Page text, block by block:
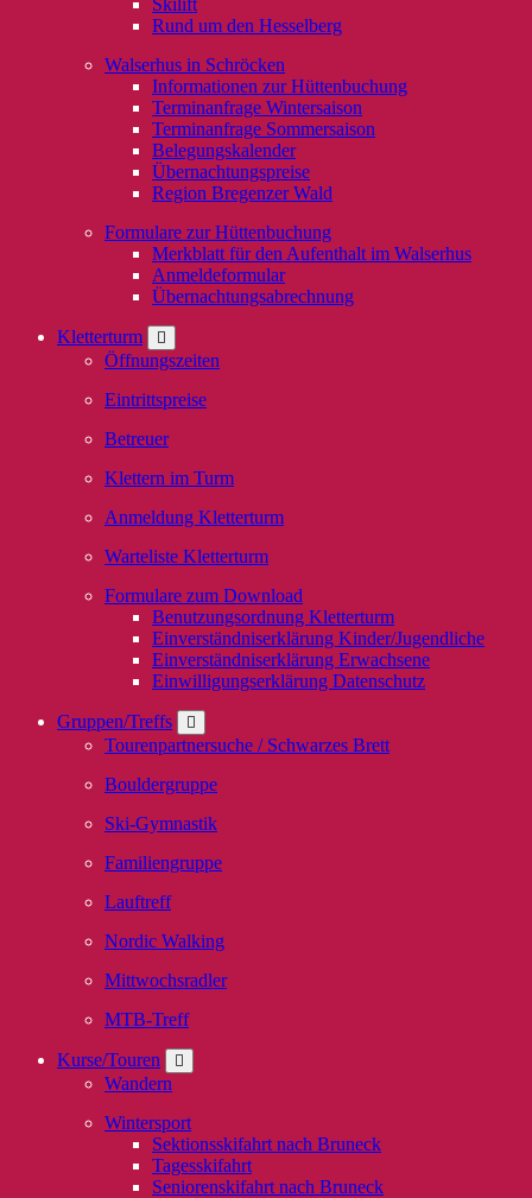
Skilift
Rund um den Hesselberg
Walserhus in Schröcken
Informationen zur Hüttenbuchung
Terminanfrage Wintersaison
Terminanfrage Sommersaison
Belegungskalender
Übernachtungspreise
Region Bregenzer Wald
Formulare zur Hüttenbuchung
Merkblatt für den Aufenthalt im Walserhus
Anmeldeformular
Übernachtungsabrechnung
Kletterturm
Öffnungszeiten
Eintrittspreise
Betreuer
Klettern im Turm
Anmeldung Kletterturm
Warteliste Kletterturm
Formulare zum Download
Benutzungsordnung Kletterturm
Einverständniserklärung Kinder/Jugendliche
Einverständniserklärung Erwachsene
Einwilligungserklärung Datenschutz
Gruppen/Treffs
Tourenpartnersuche / Schwarzes Brett
Bouldergruppe
Ski-Gymnastik
Familiengruppe
Lauftreff
Nordic Walking
Mittwochsradler
MTB-Treff
Kurse/Touren
Wandern
Wintersport
Sektionsskifahrt nach Bruneck
Tagesskifahrt
Seniorenskifahrt nach Bruneck